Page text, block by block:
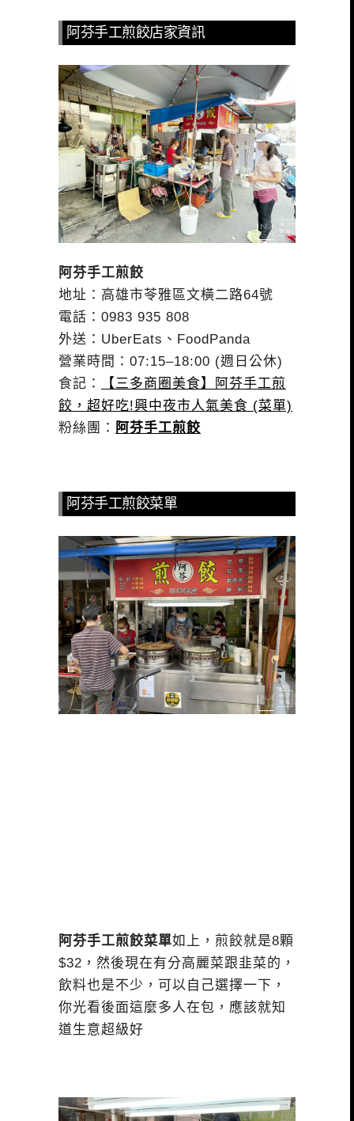
阿芬手工煎餃店家資訊
阿芬手工煎餃
地址：高雄市苓雅區文橫二路64號
電話：0983 935 808
外送：UberEats、FoodPanda
營業時間：07:15–18:00 (週日公休)
食記：
【三多商圈美食】阿芬手工煎
餃，超好吃!興中夜市人氣美食 (菜單)
粉絲團： 阿芬手工煎餃
阿芬手工煎餃菜單
阿芬手工煎餃菜單如上，煎餃就是8顆
$32，然後現在有分高麗菜跟韭菜的，
飲料也是不少，可以自己選擇一下，
你光看後面這麼多人在包，應該就知
道生意超級好